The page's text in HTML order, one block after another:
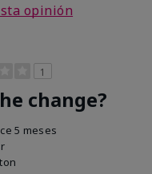
opinión
1
change?
5 meses